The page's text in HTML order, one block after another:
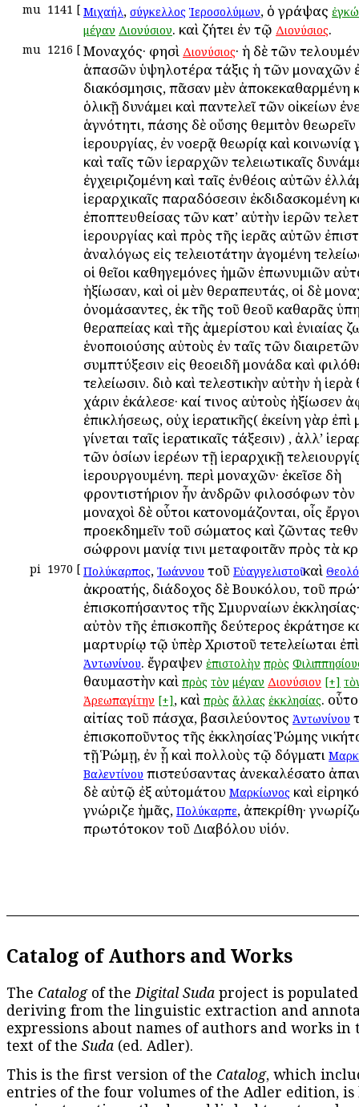
mu 1141 [ Μιχαήλ, σύγκελλος Ἱεροσολύμων, ὁ γράψας
μέγαν Διονύσιον. καὶ ζήτει ἐν τῷ Διονύσιος.
mu 1216 [ Μοναχός· φησὶ Διονύσιος· ἡ δὲ τῶν
ἁπασῶν ὑψηλοτέρα τάξις ἡ τῶν μοναχῶν
διακόσμησις, πᾶσαν μὲν ἀποκεκαθαρμένη
ὁλικῇ δυνάμει καὶ παντελεῖ τῶν οἰκείων
ἁγνότητι, πάσης δὲ οὔσης θεμιτὸν
ἱερουργίας, ἐν νοερᾷ θεωρίᾳ καὶ κοινωνίᾳ
καὶ ταῖς τῶν ἱεραρχῶν τελειωτικαῖς
ἐγχειριζομένη καὶ ταῖς ἐνθέοις αὐτῶν
ἱεραρχικαῖς παραδόσεσιν ἐκδιδασκομένη
ἐποπτευθείσας τῶν κατ’ αὐτὴν ἱερῶν
ἱερουργίας καὶ πρὸς τῆς ἱερᾶς αὐτῶν
ἀναλόγως εἰς τελειοτάτην ἀγομένη
οἱ θεῖοι καθηγεμόνες ἡμῶν ἐπωνυμιῶν
ἠξίωσαν, καὶ οἱ μὲν θεραπευτάς, οἱ δὲ
ὀνομάσαντες, ἐκ τῆς τοῦ θεοῦ καθαρᾶς
θεραπείας καὶ τῆς ἀμερίστου καὶ ἑνιαίας
ἑνοποιούσης αὐτοὺς ἐν ταῖς τῶν διαιρετῶν
συμπτύξεσιν εἰς θεοειδῆ μονάδα καὶ
τελείωσιν. διὸ καὶ τελεστικὴν αὐτὴν ἡ
χάριν ἐκάλεσε· καί τινος αὐτοὺς ἠξίωσεν
ἐπικλήσεως, οὐχ ἱερατικῆς( ἐκείνη γὰρ ἐπὶ
γίνεται ταῖς ἱερατικαῖς τάξεσιν) , ἀλλ’
τῶν ὁσίων ἱερέων τῇ ἱεραρχικῇ
ἱερουργουμένη. περὶ μοναχῶν· ἐκεῖσε δὴ
φροντιστήριον ἦν ἀνδρῶν φιλοσόφων τὸν
μοναχοὶ δὲ οὗτοι κατονομάζονται, οἷς
προεκδημεῖν τοῦ σώματος καὶ ζῶντας
σώφρονι μανίᾳ τινι μεταφοιτᾶν πρὸς τὰ
pi 1970 [ Πολύκαρπος, Ἰωάννου τοῦ Εὐαγγελιστοῦκαὶ
ἀκροατής, διάδοχος δὲ Βουκόλου, τοῦ
ἐπισκοπήσαντος τῆς Σμυρναίων
αὐτὸν τῆς ἐπισκοπῆς δεύτερος ἐκράτησε
μαρτυρίῳ τῷ ὑπὲρ Χριστοῦ τετελείωται
Ἀντωνίνου. ἔγραψεν ἐπιστολὴν πρὸς
θαυμαστὴν καὶ πρὸς τὸν μέγαν Διονύσιον [+]
Ἀρεωπαγίτην [+], καὶ πρὸς ἄλλας ἐκκλησίας.
αἰτίας τοῦ πάσχα, βασιλεύοντος Ἀντωνίνου
ἐπισκοποῦντος τῆς ἐκκλησίας Ῥώμης
τῇ Ῥώμῃ, ἐν ᾗ καὶ πολλοὺς τῷ δόγματι
Βαλεντίνου πιστεύσαντας ἀνεκαλέσατο
δὲ αὐτῷ ἐξ αὐτομάτου Μαρκίωνος καὶ
γνώριζε ἡμᾶς, Πολύκαρπε, ἀπεκρίθη·
πρωτότοκον τοῦ Διαβόλου υἱόν.
Catalog of Authors and Works
The Catalogof theDigital Suda project is
deriving from the linguistic extraction and
expressions about names of authors and works in
text of the Suda (ed. Adler).
This is the first version of the Catalog, which
entries of the four volumes of the Adler edition, is